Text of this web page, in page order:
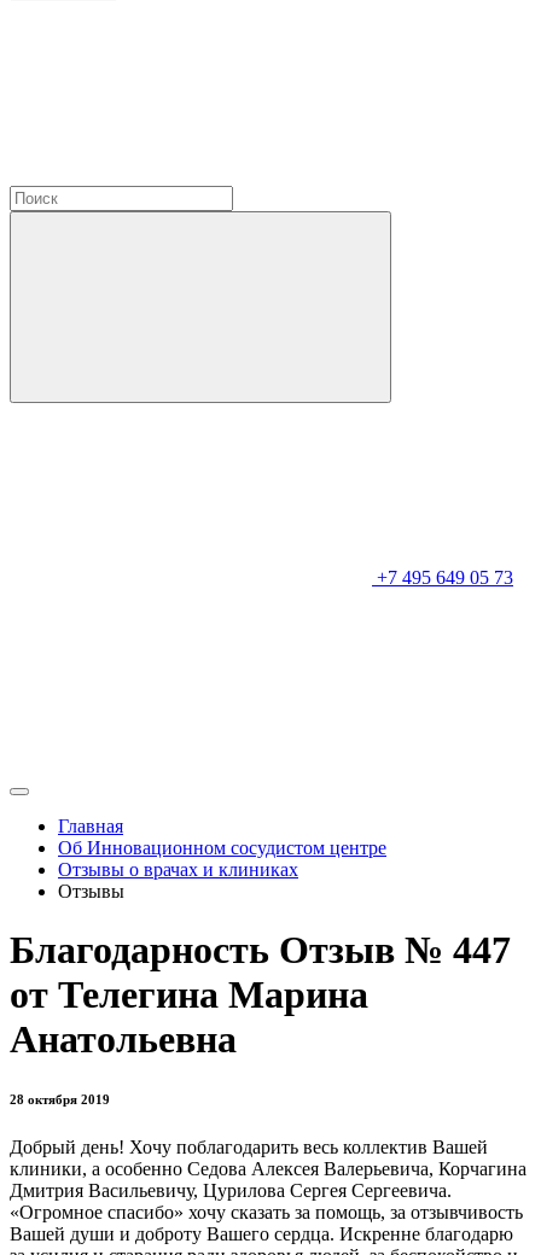
+7 495 649 05 73
Главная
Об Инновационном сосудистом центре
Отзывы о врачах и клиниках
Отзывы
Благодарность Отзыв № 447
от Телегина Марина
Анатольевна
28 октября 2019
Добрый день! Хочу поблагодарить весь коллектив Вашей
клиники, а особенно Седова Алексея Валерьевича, Корчагина
Дмитрия Васильевичу, Цурилова Сергея Сергеевича.
«Огромное спасибо» хочу сказать за помощь, за отзывчивость
Вашей души и доброту Вашего сердца. Искренне благодарю